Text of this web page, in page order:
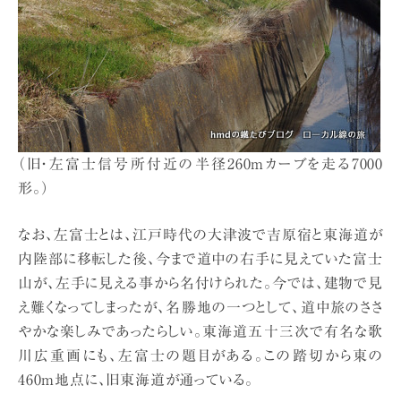
（旧・左富士信号所付近の半径260mカーブを走る7000
形。）
なお、左富士とは、江戸時代の大津波で吉原宿と東海道が
内陸部に移転した後、今まで道中の右手に見えていた富士
山が、左手に見える事から名付けられた。今では、建物で見
え難くなってしまったが、名勝地の一つとして、道中旅のささ
やかな楽しみであったらしい。東海道五十三次で有名な歌
川広重画にも、左富士の題目がある。この踏切から東の
460m地点に、旧東海道が通っている。